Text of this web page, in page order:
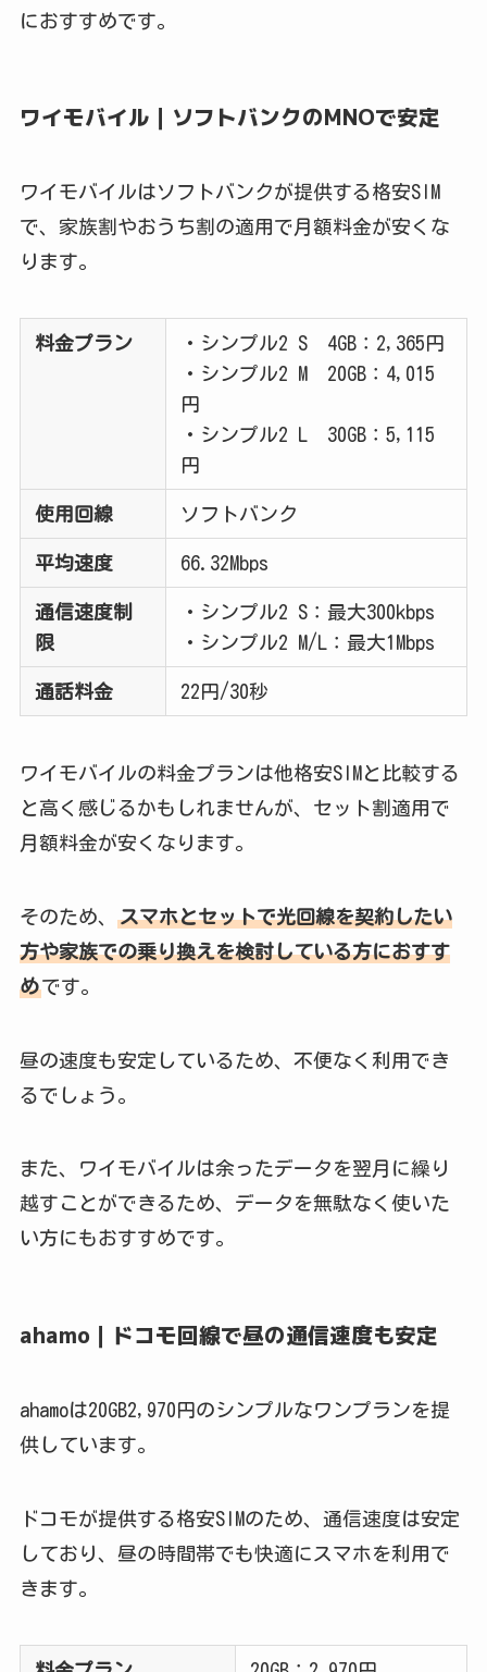
におすすめです。
ワイモバイル｜ソフトバンクのMNOで安定
ワイモバイルはソフトバンクが提供する格安SIM
で、家族割やおうち割の適用で月額料金が安くな
ります。
料金プラン
・シンプル2 S 4GB：2,365円
・シンプル2 M 20GB：4,015
円
・シンプル2 L 30GB：5,115
円
使用回線 ソフトバンク
平均速度 66.32Mbps
通信速度制
限
・シンプル2 S：最大300kbps
・シンプル2 M/L：最大1Mbps
通話料金 22円/30秒
ワイモバイルの料金プランは他格安SIMと比較する
と高く感じるかもしれませんが、セット割適用で
月額料金が安くなります。
そのため、
スマホとセットで光回線を契約したい
方や家族での乗り換えを検討している方におすす
めです。
昼の速度も安定しているため、不便なく利用でき
るでしょう。
また、ワイモバイルは余ったデータを翌月に繰り
越すことができるため、データを無駄なく使いた
い方にもおすすめです。
ahamo｜ドコモ回線で昼の通信速度も安定
ahamoは20GB2,970円のシンプルなワンプランを提
供しています。
ドコモが提供する格安SIMのため、通信速度は安定
しており、昼の時間帯でも快適にスマホを利用で
きます。